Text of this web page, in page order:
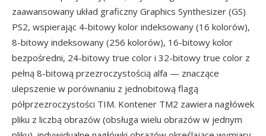
zaawansowany układ graficzny Graphics Synthesizer (GS)
PS2, wspierając 4-bitowy kolor indeksowany (16 kolorów),
8-bitowy indeksowany (256 kolorów), 16-bitowy kolor
bezpośredni, 24-bitowy true color i 32-bitowy true color z
pełną 8-bitową przezroczystością alfa — znaczące
ulepszenie w porównaniu z jednobitową flagą
półprzezroczystości TIM. Kontener TM2 zawiera nagłówek
pliku z liczbą obrazów (obsługa wielu obrazów w jednym